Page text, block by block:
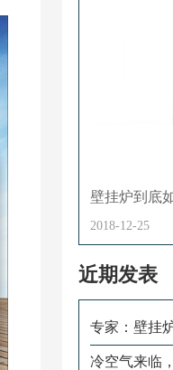
壁挂炉到底
2018-12-25
近期发表
专家：壁挂
设备的保养
冷空气来临